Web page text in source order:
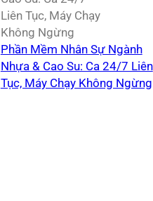
Phần Mềm Nhân Sự Ngành
Nhựa & Cao Su: Ca 24/7 Liên
Tục, Máy Chạy Không Ngừng